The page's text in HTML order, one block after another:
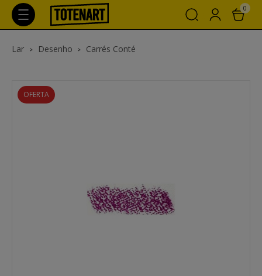
0
Lar Desenho Carrés Conté
OFERTA